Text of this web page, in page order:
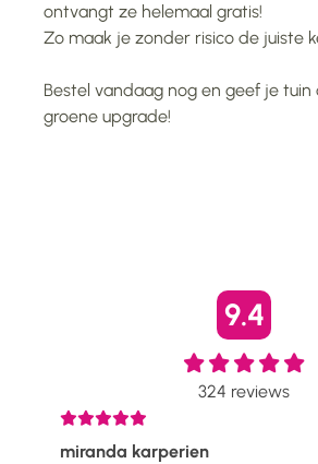
ontvangt ze helemaal gratis!
Zo maak je zonder risico de juiste
Bestel vandaag nog en geef je tuin
groene upgrade!
9.4
324 reviews
miranda karperien